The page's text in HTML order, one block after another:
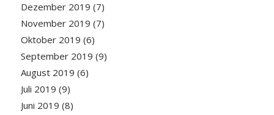
Dezember 2019 (7)
November 2019 (7)
Oktober 2019 (6)
September 2019 (9)
August 2019 (6)
Juli 2019 (9)
Juni 2019 (8)